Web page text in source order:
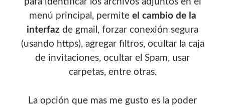
enseñar, comparto algunas de mis opiniones y
experiencias en el mundo informático en este blog.
Puedescontactarmeo leer más sobre mi
mi página profesional.
menú principal, permite el cambio de la
interfaz de gmail, forzar conexión segura
(usando https), agregar filtros, ocultar la caja
de invitaciones, ocultar el Spam, usar
carpetas, entre otras.
La opción que mas me gusto es la poder